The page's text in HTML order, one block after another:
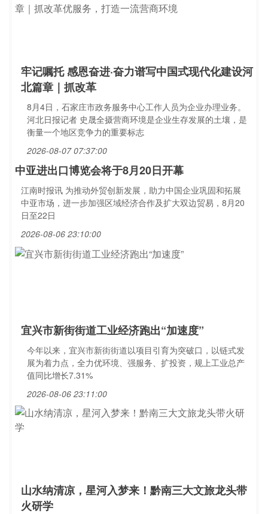
牢记嘱托 感恩奋进·奋力谱写中国式现代化建设河
北篇章｜抓改革
8月4日，石家庄市政务服务中心工作人员为企业办理业务。
河北日报记者 史晟全摄营商环境是企业生存发展的土壤，是
衡量一个地区竞争力的重要标志
2026-08-07 07:37:00
中亚进出口博览会将于8月20日开幕
江南时报讯 为推动外贸创新发展，助力中国企业巩固和拓展
中亚市场，进一步加强区域经济合作及扩大双边贸易，8月20
日至22日
2026-08-06 23:10:00
宜兴市新街街道工业经济跑出“加速度”
今年以来，宜兴市新街街道以项目引育为突破口，以链式发
展为着力点，全力优环境、强服务、扩投资，规上工业总产
值同比增长7.31%
2026-08-06 23:11:00
山水纳清凉，星河入梦来！黔南三大文旅龙头带
火研学